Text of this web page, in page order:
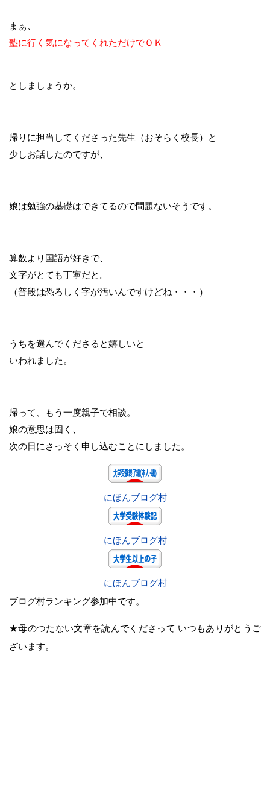
まぁ、
塾に行く気になってくれただけでＯＫ
としましょうか。
帰りに担当してくださった先生（おそらく校長）と
少しお話したのですが、
娘は勉強の基礎はできてるので問題ないそうです。
算数より国語が好きで、
文字がとても丁寧だと。
（普段は恐ろしく字が汚いんですけどね・・・）
うちを選んでくださると嬉しいと
いわれました。
帰って、もう一度親子で相談。
娘の意思は固く、
次の日にさっそく申し込むことにしました。
にほんブログ村
にほんブログ村
にほんブログ村
ブログ村ランキング参加中です。
★母のつたない文章を読んでくださって いつもありがとうご
ざいます。